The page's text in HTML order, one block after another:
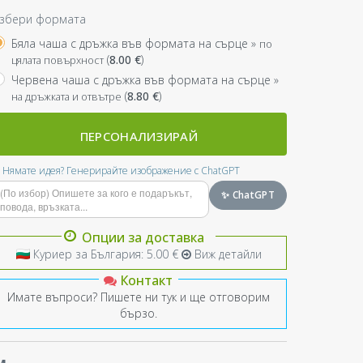
формата
Бяла чаша с дръжка във формата на сърце » по
цялата повърхност(8.00 €)
Червена чаша с дръжка във формата на сърце »
на дръжката и отвътре (8.80 €)
ПЕРСОНАЛИЗИРАЙ
Нямате идея? Генерирайте изображение с ChatGPT
✨ ChatGPT
Опции за доставка
Куриер за България: 5.00 € Виж детайли
Контакт
Имате въпроси? Пишете ни тук и ще отговорим
бързо.